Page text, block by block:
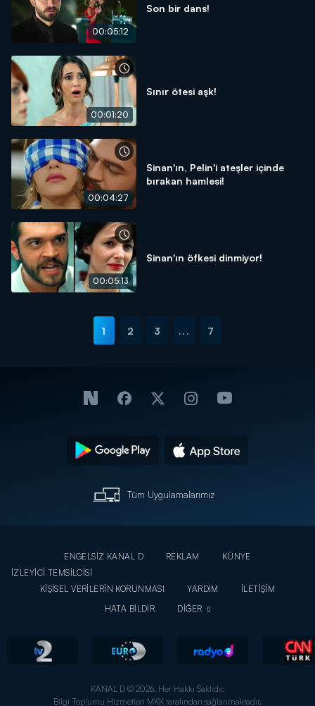
00:05:12
Son bir dans!
00:01:20
Sınır ötesi aşk!
00:04:27
Sinan'ın, Pelin'i ateşler içinde
bırakan hamlesi!
00:05:13
Sinan'ın öfkesi dinmiyor!
1 2 3 ... 7
Tüm Uygulamalarımız
ENGELSİZ KANAL D REKLAM
KÜNYE
İZLEYİCİ TEMSİLCİSİ
KİŞİSEL VERİLERİN KORUNMASI
YARDIM
İLETİŞİM
HATA BİLDİR
DİĞER
KANAL D © 2026. Her Hakkı Saklıdır.
Bilgi Toplumu Hizmetleri MKK tarafından sağlanmaktadır.